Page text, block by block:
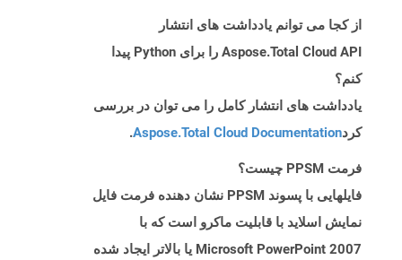
از کجا می توانم یادداشت های انتشار
Aspose.Total Cloud API را برای Python پیدا
کنم؟
یادداشت های انتشار کامل را می توان در بررسی
کردAspose.Total Cloud Documentation
.
فرمت PPSM چیست؟
فایلهایی با پسوند PPSM نشان دهنده فرمت فایل
نمایش اسلاید با قابلیت ماکرو است که با
Microsoft PowerPoint 2007 یا بالاتر ایجاد شده